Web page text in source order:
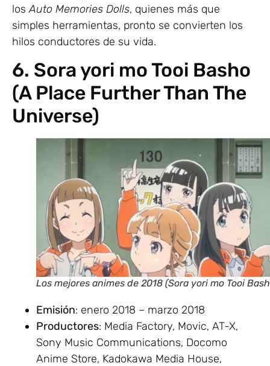
losAuto Memories Dolls, quienes más que
simples herramientas, pronto se convierten los
hilos conductores de su vida.
6. Sora yori mo Tooi Basho
(A Place Further Than The
Universe)
Los mejores animes de 2018 (Sora yori mo Tooi
Emisión: enero 2018 – marzo 2018
Productores: Media Factory, Movic, AT-X,
Sony Music Communications, Docomo
Anime Store, Kadokawa Media House,